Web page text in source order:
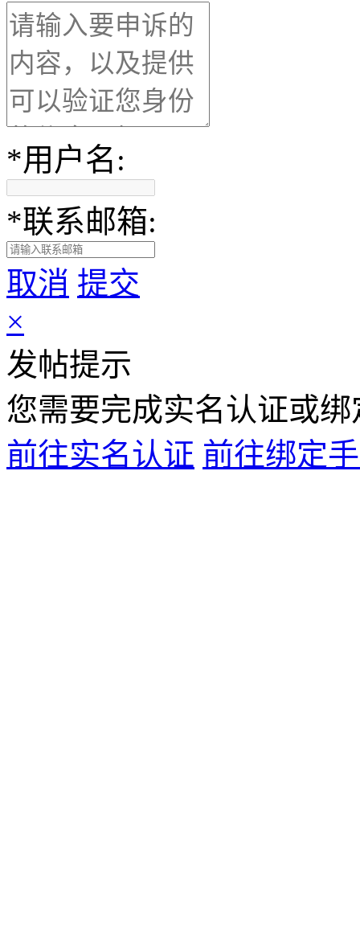
*用户名:
*联系邮箱:
取消 提交
×
发帖提示
您需要完成实名认证或绑
前往实名认证 前往绑定